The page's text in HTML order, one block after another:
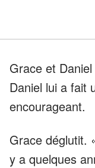
Grace et
Daniel lui a fait
encourageant.
Grace déglutit.
y a quelques